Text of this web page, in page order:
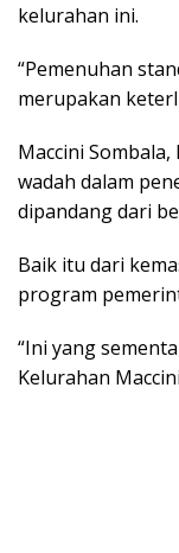
kelurahan ini.
“Pemenuhan
merupakan
Maccini
wadah dalam
dipandang dari
Baik itu dari
program
“Ini yang
Kelurahan